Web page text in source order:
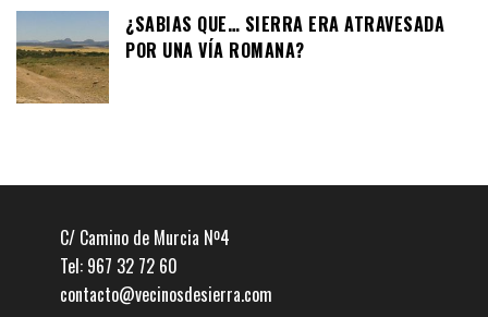
¿SABIAS QUE… SIERRA ERA ATRAVESADA
POR UNA VÍA ROMANA?
C/ Camino de Murcia Nº4
Tel: 967 32 72 60
contacto@vecinosdesierra.com